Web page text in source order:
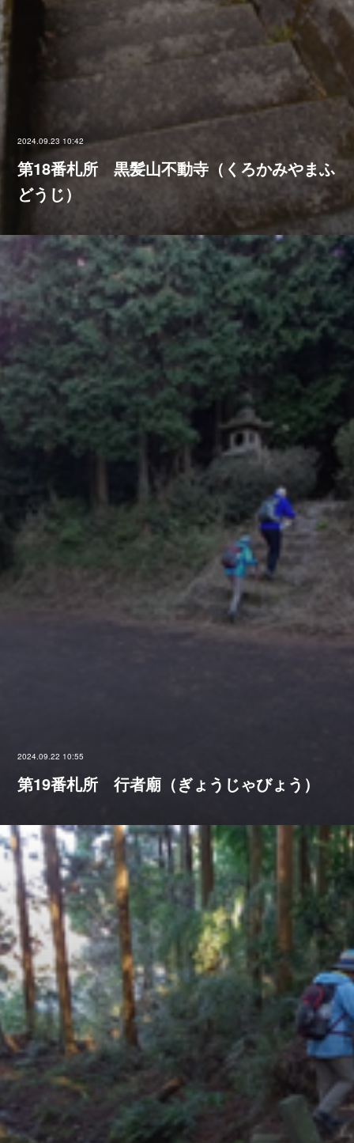
2024.09.23 10:42
第18番札所 黒髪山不動寺（くろかみやまふ
どうじ）
2024.09.22 10:55
第19番札所 行者廟（ぎょうじゃびょう）